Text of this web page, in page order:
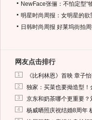
NewFace张俪：不怕定型“
明星时尚周报：女明星的欲
日韩时尚周报 好莱坞街拍
网友点击排行
1 《比利林恩》首映 章子
2 独家：买菜也要拗造型
3 京东和奶茶哪个更重要？
4 杨威晒照庆祝结婚8周年